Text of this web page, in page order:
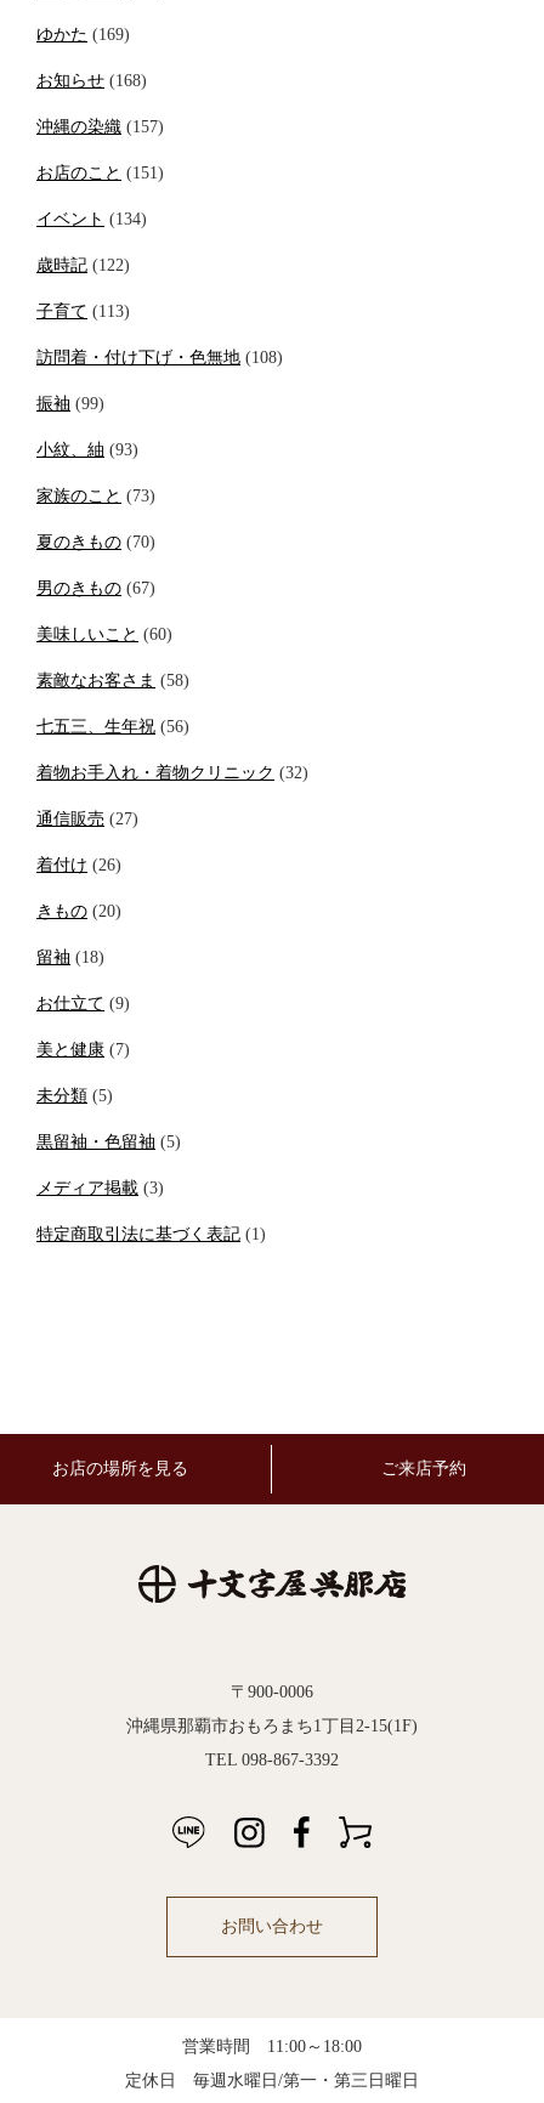
ゆかた (169)
お知らせ (168)
沖縄の染織 (157)
お店のこと (151)
イベント (134)
歳時記 (122)
子育て (113)
訪問着・付け下げ・色無地 (108)
振袖 (99)
小紋、紬 (93)
家族のこと (73)
夏のきもの (70)
男のきもの (67)
美味しいこと (60)
素敵なお客さま (58)
七五三、生年祝 (56)
着物お手入れ・着物クリニック (32)
通信販売 (27)
着付け (26)
きもの (20)
留袖 (18)
お仕立て (9)
美と健康 (7)
未分類 (5)
黒留袖・色留袖 (5)
メディア掲載 (3)
特定商取引法に基づく表記 (1)
お店の場所を見る ご来店予約
〒900-0006
沖縄県那覇市おもろまち1丁目2-15(1F)
TEL 098-867-3392
お問い合わせ
営業時間 11:00～18:00
定休日 毎週水曜日/第一・第三日曜日